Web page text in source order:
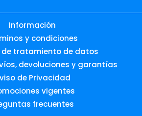
Información
y condiciones
de tratamiento de datos
devoluciones y garantías
de Privacidad
vigentes
frecuentes